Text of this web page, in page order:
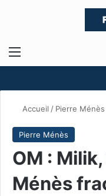
Menu
Accueil / Pierre Ménès
Pierre Ménès
OM :
Ménès